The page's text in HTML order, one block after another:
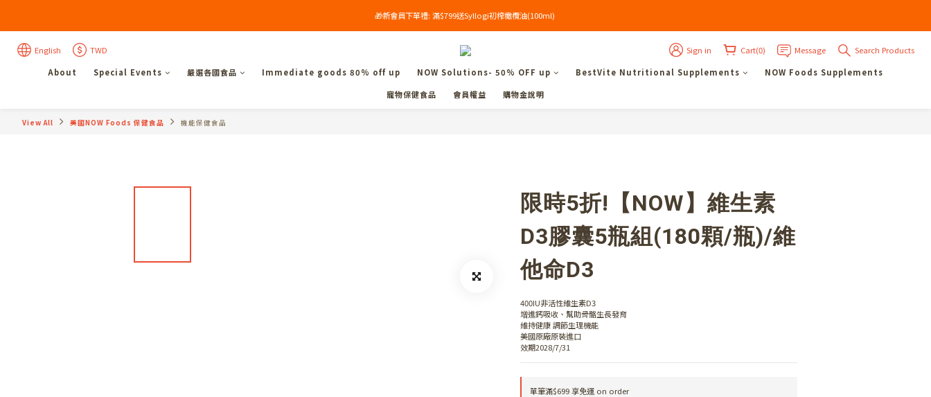
單筆滿$699享免運🔥
🎁新會員下單禮: 滿$799送Syllogi初榨橄欖油(100ml)
單筆滿$699享免運🔥
English TWD Sign in Cart(0) Message
Search Products
About
Special Events 嚴選各國食品 Immediate goods 80% off up NOW Solutions- 50% OFF up BestVite Nutritional Supplements
NOW Foods Supplements
寵物保健食品
會員權益 購物金說明
View All 美國NOW Foods 保健食品 機能保健食品
限時5折!【NOW】維生素
D3膠囊5瓶組(180顆/瓶)/維
他命D3
400IU非活性維生素D3
增進鈣吸收、幫助骨骼生長發育
維持健康 調節生理機能
美國原廠原裝進口
效期2028/7/31
單筆滿$699 享免運 on order